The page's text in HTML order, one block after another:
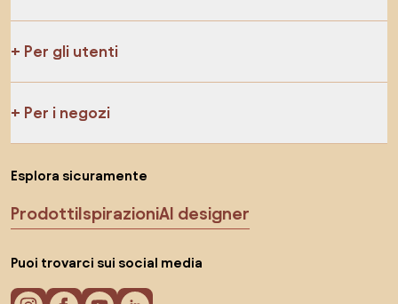
Per gli utenti
Per i negozi
Esplora sicuramente
ProdottiIspirazioniAI designer
Puoi trovarci sui social media